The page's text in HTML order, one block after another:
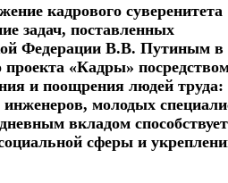
кадрового суверенитета
задач, поставленных
Федерации В.В. Путиным в
«Кадры»
и поощрения людей труда:
молодых
вкладом способствует
сферы и